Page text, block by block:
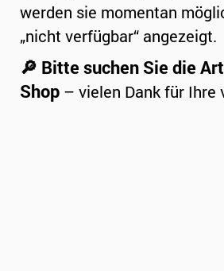
werden sie momentan
„nicht verfügbar“ angezeigt.
🔎 Bitte suchen Sie die
Shop – vielen Dank für Ihre